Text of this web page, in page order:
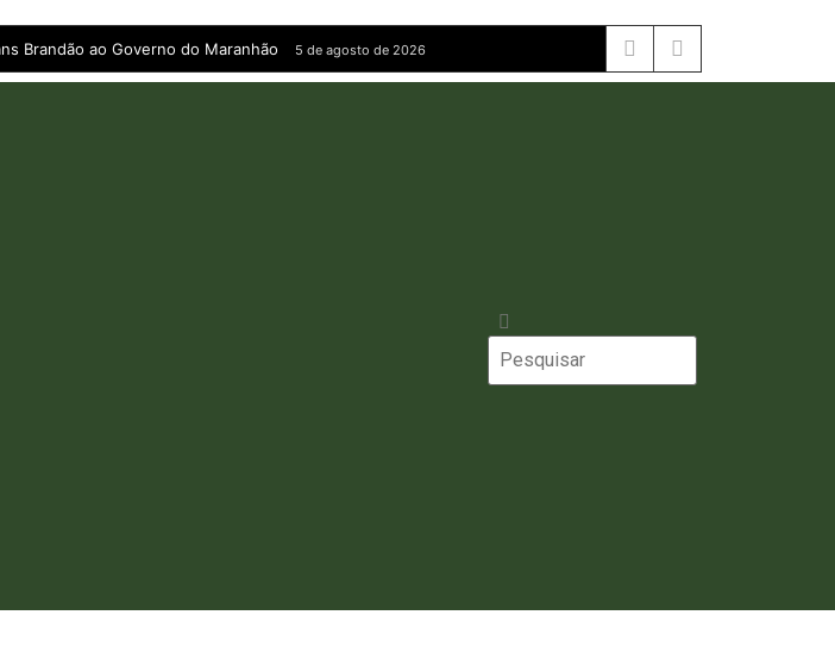
Brandão ao Governo do Maranhão 5 de agosto de 2026